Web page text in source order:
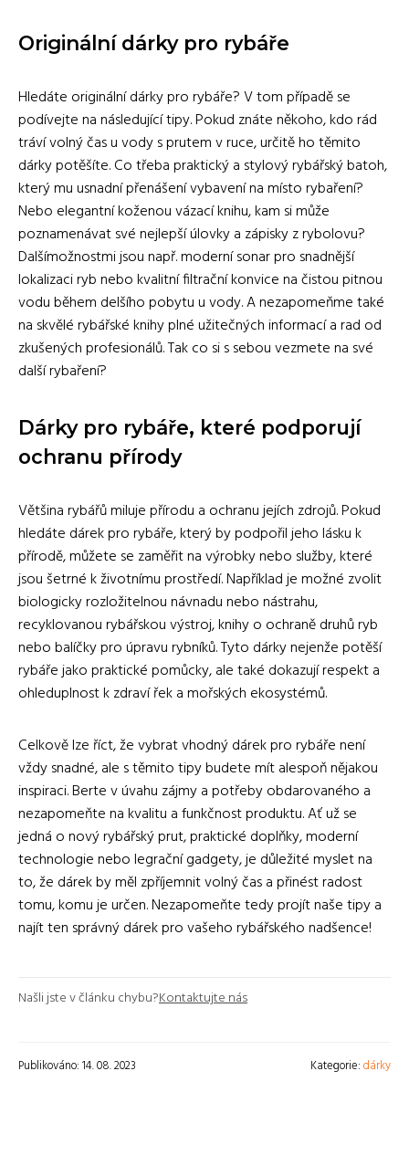
Originální dárky pro rybáře
Hledáte originální dárky pro rybáře? V tom případě se
podívejte na následující tipy. Pokud znáte někoho, kdo rád
tráví volný čas u vody s prutem v ruce, určitě ho těmito
dárky potěšíte. Co třeba praktický a stylový rybářský batoh,
který mu usnadní přenášení vybavení na místo rybaření?
Nebo elegantní koženou vázací knihu, kam si může
poznamenávat své nejlepší úlovky a zápisky z rybolovu?
Dalšímožnostmi jsou např. moderní sonar pro snadnější
lokalizaci ryb nebo kvalitní filtrační konvice na čistou pitnou
vodu během delšího pobytu u vody. A nezapomeňme také
na skvělé rybářské knihy plné užitečných informací a rad od
zkušených profesionálů. Tak co si s sebou vezmete na své
další rybaření?
Dárky pro rybáře, které podporují
ochranu přírody
Většina rybářů miluje přírodu a ochranu jejích zdrojů. Pokud
hledáte dárek pro rybáře, který by podpořil jeho lásku k
přírodě, můžete se zaměřit na výrobky nebo služby, které
jsou šetrné k životnímu prostředí. Například je možné zvolit
biologicky rozložitelnou návnadu nebo nástrahu,
recyklovanou rybářskou výstroj, knihy o ochraně druhů ryb
nebo balíčky pro úpravu rybníků. Tyto dárky nejenže potěší
rybáře jako praktické pomůcky, ale také dokazují respekt a
ohleduplnost k zdraví řek a mořských ekosystémů.
Celkově lze říct, že vybrat vhodný dárek pro rybáře není
vždy snadné, ale s těmito tipy budete mít alespoň nějakou
inspiraci. Berte v úvahu zájmy a potřeby obdarovaného a
nezapomeňte na kvalitu a funkčnost produktu. Ať už se
jedná o nový rybářský prut, praktické doplňky, moderní
technologie nebo legrační gadgety, je důležité myslet na
to, že dárek by měl zpříjemnit volný čas a přinést radost
tomu, komu je určen. Nezapomeňte tedy projít naše tipy a
najít ten správný dárek pro vašeho rybářského nadšence!
Našli jste v článku chybu?Kontaktujte nás
Publikováno: 14. 08. 2023 Kategorie:dárky